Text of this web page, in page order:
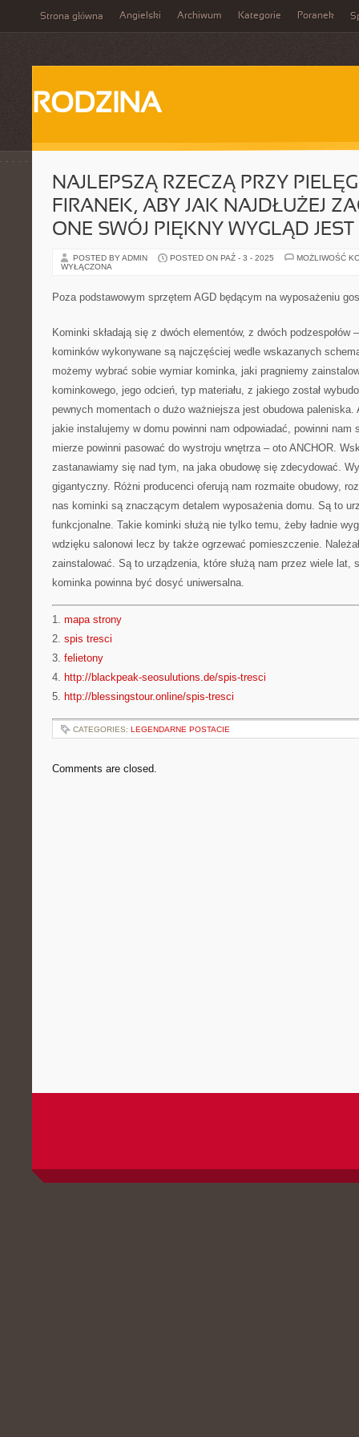
Strona główna Angielski Archiwum Kategorie Poranek
RODZINA
NAJLEPSZĄ RZECZĄ PRZY
FIRANEK, ABY JAK NAJDŁUŻEJ
ONE SWÓJ PIĘKNY WYGLĄD
POSTED BY ADMIN POSTED ON PAŹ - 3 - 2025
MOŻLIWOŚĆ
WYŁĄCZONA
Poza podstawowym sprzętem AGD będącym na wyposażeniu
Kominki składają się z dwóch elementów, z dwóch podzespołów
kominków wykonywane są najczęściej wedle wskazanych
możemy wybrać sobie wymiar kominka, jaki pragniemy
kominkowego, jego odcień, typ materiału, z jakiego został
pewnych momentach o dużo ważniejsza jest obudowa
jakie instalujemy w domu powinni nam odpowiadać, powinni nam
mierze powinni pasować do wystroju wnętrza – oto ANCHOR.
zastanawiamy się nad tym, na jaka obudowę się zdecydować.
gigantyczny. Różni producenci oferują nam rozmaite obudowy,
nas kominki są znaczącym detalem wyposażenia domu. Są to
funkcjonalne. Takie kominki służą nie tylko temu, żeby ładnie
wdzięku salonowi lecz by także ogrzewać pomieszczenie.
zainstalować. Są to urządzenia, które służą nam przez wiele lat,
kominka powinna być dosyć uniwersalna.
1. mapa strony
2. spis tresci
3. felietony
4. http://blackpeak-seosulutions.de/spis-tresci
5. http://blessingstour.online/spis-tresci
CATEGORIES: LEGENDARNE POSTACIE
Comments are closed.